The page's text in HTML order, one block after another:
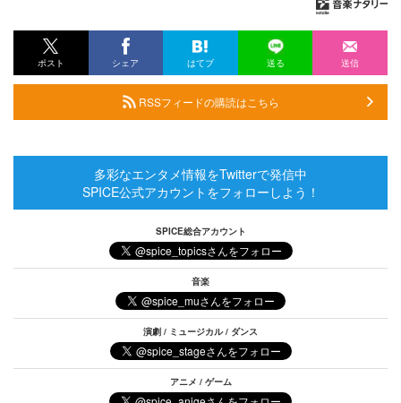
ポスト シェア はてブ 送る 送信
RSSフィードの購読はこちら
多彩なエンタメ情報をTwitterで発信中
SPICE公式アカウントをフォローしよう！
SPICE総合アカウント
音楽
演劇 / ミュージカル / ダンス
アニメ / ゲーム